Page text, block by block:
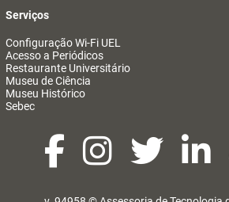
Serviços
Configuração Wi-Fi UEL
Acesso a Periódicos
Restaurante Universitário
Museu de Ciência
Museu Histórico
Sebec